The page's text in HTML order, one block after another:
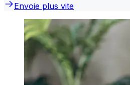
Envoie plus vite